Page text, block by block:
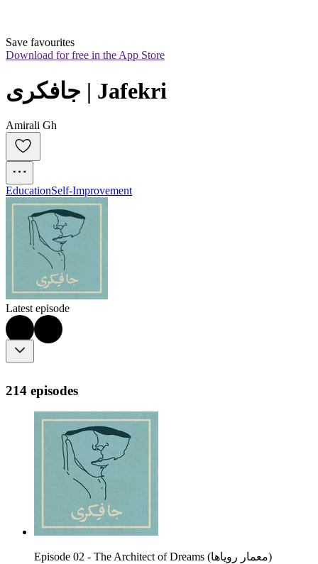
Save favourites
Download for free in the App Store
جافکری | Jafekri
Amirali Gh
EducationSelf-Improvement
Latest episode
214 episodes
Episode 02 - The Architect of Dreams (معمار رویاها)